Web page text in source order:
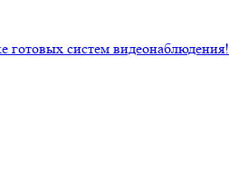
систем видеонаблюдения!